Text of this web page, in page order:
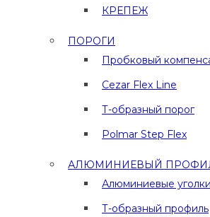
КРЕПЕЖ
ПОРОГИ
Пробковый
Cezar Flex Line
Т-образный порог
Polmar Step Flex
АЛЮМИНИЕВЫЙ
Алюминиевые уголки
Т-образный профиль